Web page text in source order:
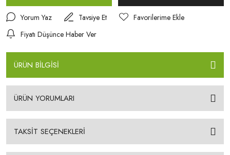
Yorum Yaz
Tavsiye Et
Fiyatı Düşünce Haber Ver
ÜRÜN BİLGİSİ
ÜRÜN YORUMLARI
TAKSİT SEÇENEKLERİ